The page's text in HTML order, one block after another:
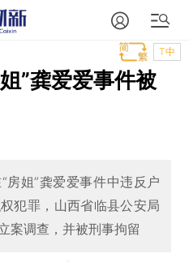
T中
”龚爱爱事件被
房姐”龚爱爱事件中违反户
犯罪，山西省临县公安局
案调查，并被刑事拘留